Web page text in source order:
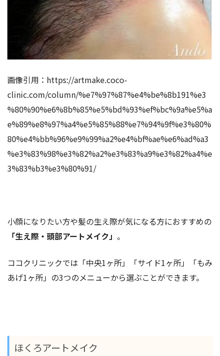
画像引用： https://artmake.coco-
clinic.com/column/%e7%97%87%e4%be%8b191%e3
%80%90%e6%8b%85%e5%bd%93%ef%bc%9a%e5%a
e%89%e8%97%a4%e5%85%88%e7%94%9f%e3%80%
80%e4%bb%96%e9%99%a2%e4%bf%ae%e6%ad%a3
%e3%83%98%e3%82%a2%e3%83%a9%e3%82%a4%e
3%83%b3%e3%80%91/
小顔になりたい方や髪の生え際が気になる方におすすめの
「生え際・頭部アートメイク」 。
ココクリニックでは「中央1ヶ所」「サイド1ヶ所」「もみ
あげ1ヶ所」の3つのメニューから選ぶことができます。
ほくろアートメイク